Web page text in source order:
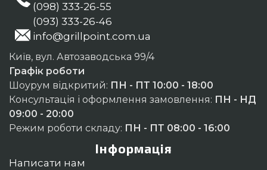
(098) 333-26-55
(093) 333-26-46
info@grillpoint.com.ua
Київ, вул. Автозаводська 99/4
Графік роботи
Шоурум відкритий: ПН - ПТ 10:00 - 18:00
Консультація і оформлення замовлення: ПН - НД
09:00 - 20:00
Режим роботи складу: ПН - ПТ 08:00 - 16:00
Інформація
Написати нам